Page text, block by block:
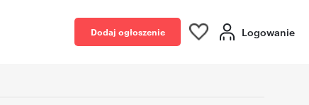
Dodaj ogłoszenie Logowanie